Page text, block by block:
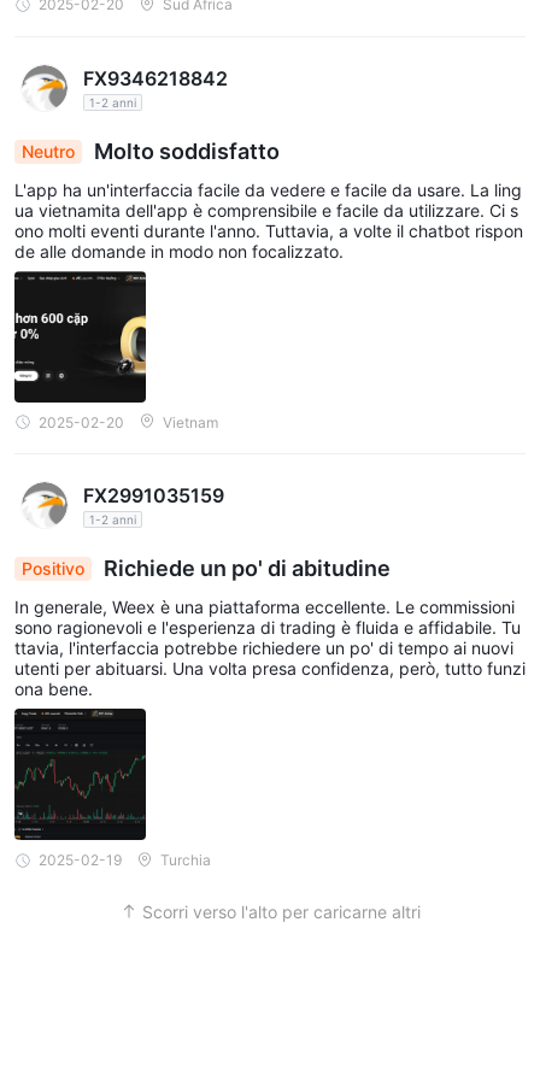
2025-02-20 Sud Africa
FX9346218842
1-2 anni
Neutro Molto soddisfatto
L'app ha un'interfaccia facile da vedere e facile da usare. La ling
ua vietnamita dell'app è comprensibile e facile da utilizzare. Ci s
ono molti eventi durante l'anno. Tuttavia, a volte il chatbot rispon
de alle domande in modo non focalizzato.
2025-02-20 Vietnam
FX2991035159
1-2 anni
Positivo Richiede un po' di abitudine
In generale, Weex è una piattaforma eccellente. Le commissioni
sono ragionevoli e l'esperienza di trading è fluida e affidabile. Tu
ttavia, l'interfaccia potrebbe richiedere un po' di tempo ai nuovi
utenti per abituarsi. Una volta presa confidenza, però, tutto funzi
ona bene.
2025-02-19 Turchia
Scorri verso l'alto per caricarne altri